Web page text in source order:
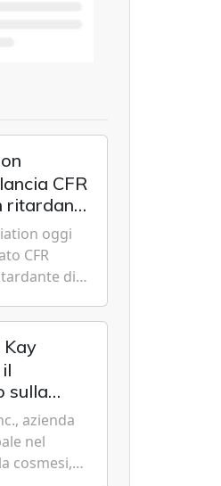
CFR
ritardante
a effetto
studiato
contro
oggi
CFR
di
a effetto
per i
i
e le
sulla
2026,
i
azienda
nel
cosmesi,